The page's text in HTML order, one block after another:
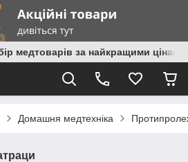
медтоварів за найкращими цінами
Домашня медтехніка